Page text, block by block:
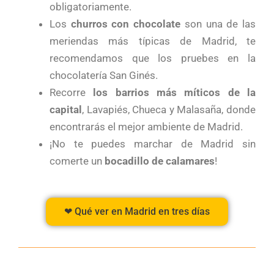
obligatoriamente.
Los churros con chocolate son una de las
meriendas más típicas de Madrid, te
recomendamos que los pruebes en la
chocolatería San Ginés.
Recorre
los barrios más míticos de la
capital , Lavapiés, Chueca y Malasaña, donde
encontrarás el mejor ambiente de Madrid.
¡No te puedes marchar de Madrid sin
comerte un bocadillo de calamares!
❤ Qué ver en Madrid en tres días